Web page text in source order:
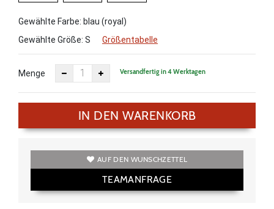
Gewählte Farbe: blau (royal)
Gewählte Größe: S Größentabelle
Menge Versandfertig in 4 Werktagen
IN DEN WARENKORB
AUF DEN WUNSCHZETTEL
TEAMANFRAGE